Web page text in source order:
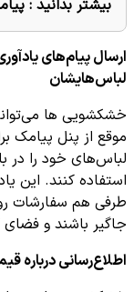
بیشتر بدانید :
ارسال پیام‌های
لباس‌هایشان
خشکشویی ها
موقع از پنل پیامک
لباس‌های خود را در
استفاده کنند. این
طرفی هم سفارشات
جاگیر باشند و
اطلاع‌رسانی